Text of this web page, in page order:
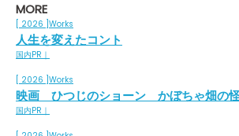
MORE
[ 2026 ] Works
人生を変えたコント
国内PR｜
[ 2026 ] Works
映画 ひつじのショーン かぼちゃ畑の怪
国内PR｜